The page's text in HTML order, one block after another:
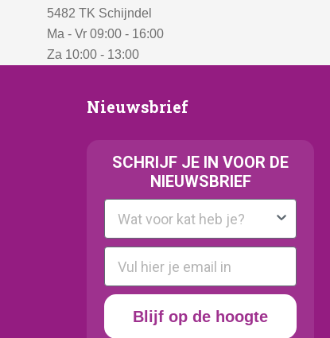
5482 TK Schijndel
Ma - Vr 09:00 - 16:00
Za 10:00 - 13:00
Nieuwsbrief
Nieuwsbrief
SCHRIJF JE IN VOOR DE
NIEUWSBRIEF
Kattenras
E-mail
Blijf op de hoogte